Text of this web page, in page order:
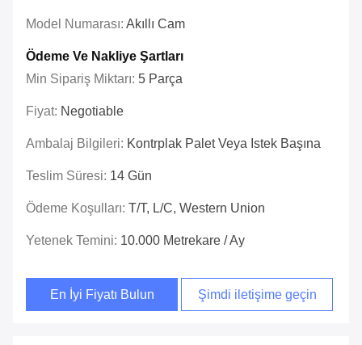
Model Numarası: Akıllı Cam
Ödeme Ve Nakliye Şartları
Min Sipariş Miktarı: 5 Parça
Fiyat: Negotiable
Ambalaj Bilgileri: Kontrplak Palet Veya Istek Başına
Teslim Süresi: 14 Gün
Ödeme Koşulları: T/T, L/c, Western Union
Yetenek Temini: 10.000 Metrekare / Ay
En İyi Fiyatı Bulun Şimdi iletişime geçin